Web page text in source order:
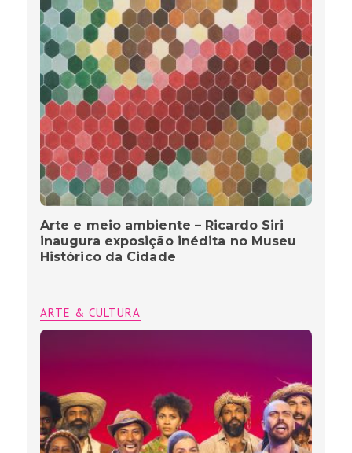
Arte e meio ambiente – Ricardo Siri
inaugura exposição inédita no Museu
Histórico da Cidade
ARTE & CULTURA